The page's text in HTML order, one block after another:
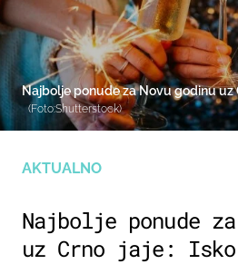
AKTUALNO
Najbolje ponude
uz Crno jaje:
Najbolje ponude za Novu godinu uz
(Foto:Shutterstock)